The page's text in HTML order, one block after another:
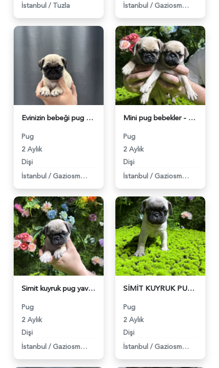
İstanbul / Tuzla
İstanbul / Gaziosmanpaşa
Evinizin bebeği pug - 5026
Pug
2 Aylık
Dişi
İstanbul / Gaziosmanpaşa
Mini pug bebekler - 5023
Pug
2 Aylık
Dişi
İstanbul / Gaziosmanpaşa
Simit kuyruk pug yavrular - 5024
Pug
2 Aylık
Dişi
İstanbul / Gaziosmanpaşa
SİMİT KUYRUK PUG BEBEKLER - 4981
Pug
2 Aylık
Dişi
İstanbul / Gaziosmanpaşa